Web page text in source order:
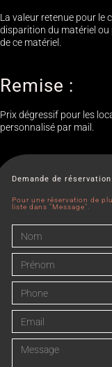
La valeur retenue pour le
disparition du matériel
de ce matériel.
Remise :
Prix dégressif pour les
personnalisé par mail.
Demande de réservation
Pour une réservation de
liste dans "Message".